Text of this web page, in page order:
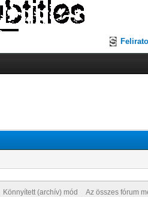
Könnyített (archív) mód Az összes fórum